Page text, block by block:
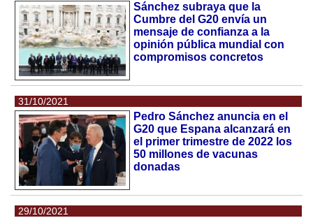
Sánchez subraya que la
Cumbre del G20 envía un
mensaje de confianza a la
opinión pública mundial con
compromisos concretos
31/10/2021
Pedro Sánchez anuncia en el
G20 que Espana alcanzará en
el primer trimestre de 2022 los
50 millones de vacunas
donadas
29/10/2021